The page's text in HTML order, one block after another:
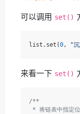
可以调用 set()
list.set(0, "
来看一下 set()
/**
* 将链表中指定位